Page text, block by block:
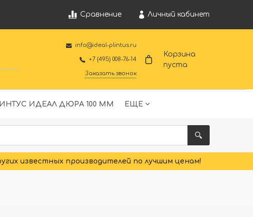
Сравнение Личный кабинет
info@ideal-plintus.ru
+7 (495) 008-76-14
Заказать звонок
Корзина
пуста
ИДЕАЛ ДЮРА 100 ММ ЕЩЕ
известных производителей по лучшим ценам!